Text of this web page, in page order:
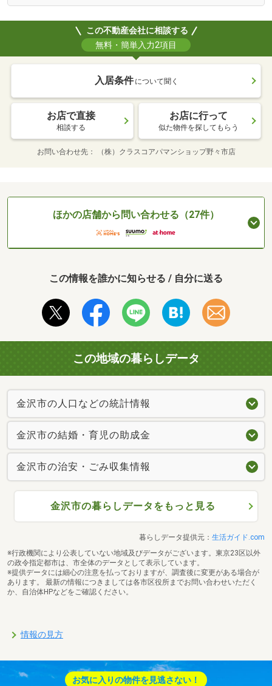
この不動産会社に相談する
無料・簡単入力2項目
入居条件 について聞く
お店で直接
相談する
お店に行って
似た物件を探してもらう
お問い合わせ先 （株）クラスコアパマンショップ野々市店
ほかの店舗から問い合わせる（27件）
この情報を誰かに知らせる / 自分に送る
この地域の暮らしデータ
金沢市の人口などの統計情報
金沢市の結婚・育児の助成金
金沢市の治安・ごみ収集情報
金沢市の暮らしデータをもっと見る
暮らしデータ提供元： 生活ガイド.com
※行政機関により公表していない地域及びデータがございます。東京23区以外
の政令指定都市は、市全体のデータとして表示しています。
※提供データには細心の注意を払っておりますが、調査後に変更がある場合が
あります。 最新の情報につきましては各市区役所までお問い合わせいただく
か、自治体HPなどをご確認ください。
情報の見方
お気に入りの物件を見逃さない！